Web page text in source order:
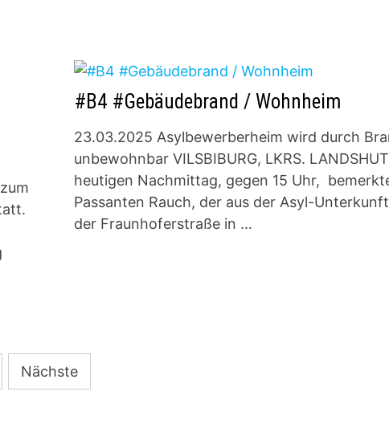
#B4 #Gebäudebrand / Wohnheim
23.03.2025 Asylbewerberheim wird durch
unbewohnbar VILSBIBURG, LKRS.
heutigen Nachmittag, gegen 15 Uhr,
Passanten Rauch, der aus der Asyl-
der Fraunhoferstraße in …
Nächste